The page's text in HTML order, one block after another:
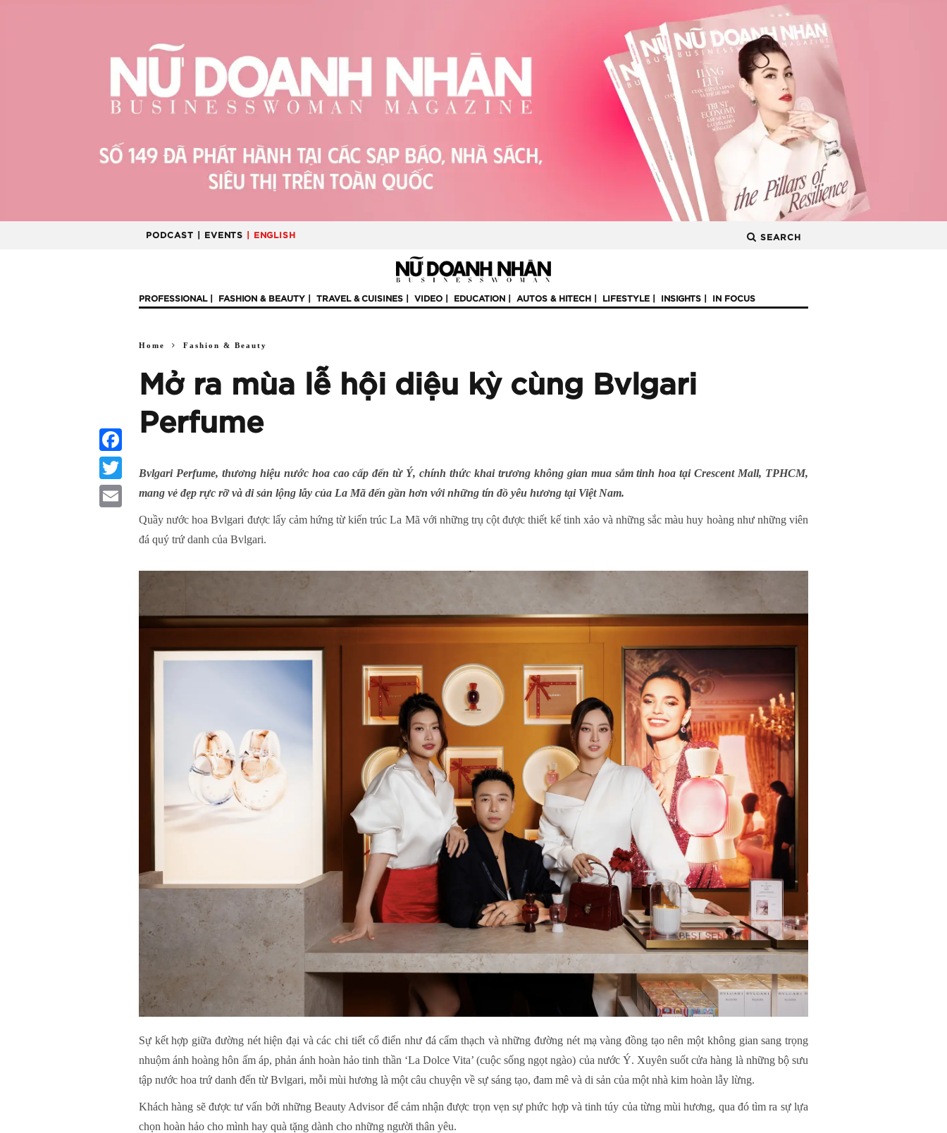
PODCAST | EVENTS | ENGLISH SEARCH
PROFESSIONAL FASHION & BEAUTY TRAVEL & CUISINES VIDEO EDUCATION AUTOS & HITECH LIFESTYLE INSIGHTS IN FOCUS
Home Fashion & Beauty
Mở ra mùa lễ hội diệu kỳ cùng Bvlgari
Perfume
Bvlgari Perfume, thương hiệu nước hoa cao cấp đến từ Ý, chính thức khai trương không gian mua sắm tinh hoa tại Crescent Mall, TPHCM,
mang vẻ đẹp rực rỡ và di sản lộng lẫy của La Mã đến gần hơn với những tín đồ yêu hương tại Việt Nam.
Quầy nước hoa Bvlgari được lấy cảm hứng từ kiến trúc La Mã với những trụ cột được thiết kế tinh xảo và những sắc màu huy hoàng như những viên
đá quý trứ danh của Bvlgari.
Sự kết hợp giữa đường nét hiện đại và các chi tiết cổ điển như đá cẩm thạch và những đường nét mạ vàng đồng tạo nên một không gian sang trọng
nhuộm ánh hoàng hôn ấm áp, phản ánh hoàn hảo tinh thần ‘La Dolce Vita’ (cuộc sống ngọt ngào) của nước Ý. Xuyên suốt cửa hàng là những bộ sưu
tập nước hoa trứ danh đến từ Bvlgari, mỗi mùi hương là một câu chuyện về sự sáng tạo, đam mê và di sản của một nhà kim hoàn lẫy lừng.
Khách hàng sẽ được tư vấn bởi những Beauty Advisor để cảm nhận được trọn vẹn sự phức hợp và tinh túy của từng mùi hương, qua đó tìm ra sự lựa
chọn hoàn hảo cho mình hay quà tặng dành cho những người thân yêu.
Facebook
Twitter